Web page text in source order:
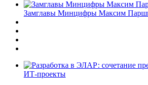
Замглавы Минцифры Максим
ИТ-проекты